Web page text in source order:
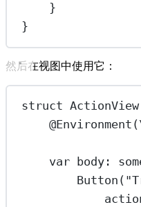
}
}
然后在视图中使用它：
struct ActionView
@Environment
var body:
Button (